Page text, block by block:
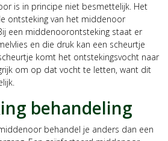
is in principe niet besmettelijk. Het
ontsteking van het middenoor
een middenoorontsteking staat er
en die druk kan een scheurtje
komt het ontstekingsvocht naar
om op dat vocht te letten, want dit
behandeling
behandel je anders dan een